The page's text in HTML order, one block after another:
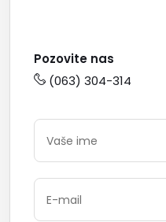
Pozovite nas
(063) 304-314